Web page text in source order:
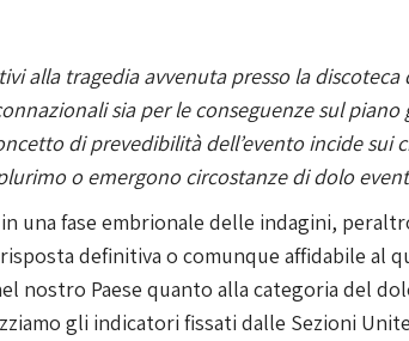
alla tragedia avvenuta presso la
sia per le conseguenze sul piano
di prevedibilità dell’evento incide
o emergono circostanze di dolo
una fase embrionale delle indagini,
definitiva o comunque affidabile al
nostro Paese quanto alla categoria del
gli indicatori fissati dalle Sezioni